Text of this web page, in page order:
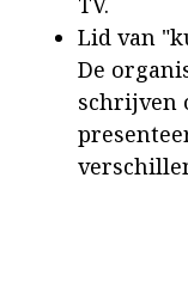
Lid van
De
schrijven